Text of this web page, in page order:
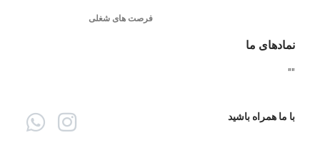
فرصت های شغلی
نمادهای ما
"
"
با ما همراه باشید